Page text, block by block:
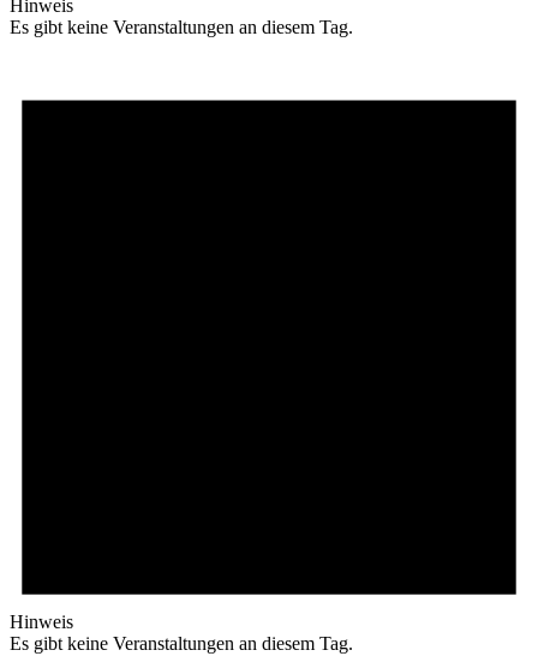
Hinweis
Es gibt keine Veranstaltungen an diesem Tag.
Hinweis
Es gibt keine Veranstaltungen an diesem Tag.